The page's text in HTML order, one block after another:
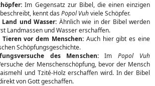
Im Gegensatz zur Bibel, die einen einzigen
kennt das Popol Vuhviele Schöpfer.
und Wasser: Ähnlich wie in der Bibel werden
Landmassen und Wasser erschaffen.
vor dem Menschen: Auch hier gibt es eine
Schöpfungsgeschichte.
des Menschen:ImPopol Vuh
der Menschenschöpfung, bevor der Mensch
und Tzité-Holz erschaffen wird. In der Bibel
von Gott geschaffen.